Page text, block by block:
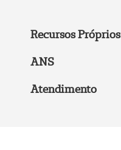
Recursos Próprios
ANS
Atendimento